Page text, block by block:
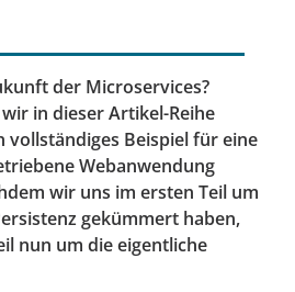
der Microservices?
in dieser Artikel-Reihe
vollständiges Beispiel für eine
Webanwendung
wir uns im ersten Teil um
gekümmert haben,
nun um die eigentliche